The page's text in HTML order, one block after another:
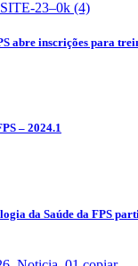
abre inscrições para
– 2024.1
da Saúde da FPS